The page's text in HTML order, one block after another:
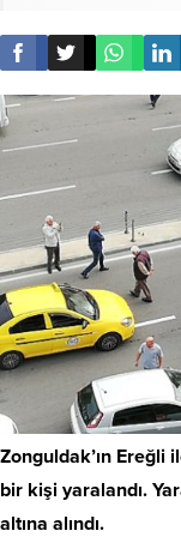
Zonguldak’ın Ereğli
bir kişi yaralandı.
altına alındı.